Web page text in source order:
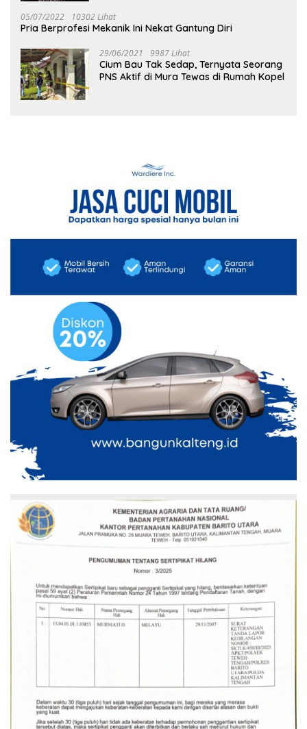
05/07/2022 10302 Lihat
Pria Berprofesi Mekanik Ini Nekat Gantung Diri
29/06/2021 9987 Lihat
Cium Bau Tak Sedap, Ternyata Seorang
PNS Aktif di Mura Tewas di Rumah Kopel